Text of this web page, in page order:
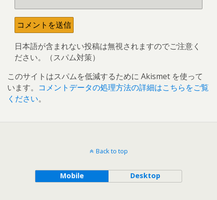
日本語が含まれない投稿は無視されますのでご注意く
ださい。（スパム対策）
このサイトはスパムを低減するために Akismet を使って
います。 コメントデータの処理方法の詳細はこちらをご覧
ください。
Back to top
Mobile Desktop